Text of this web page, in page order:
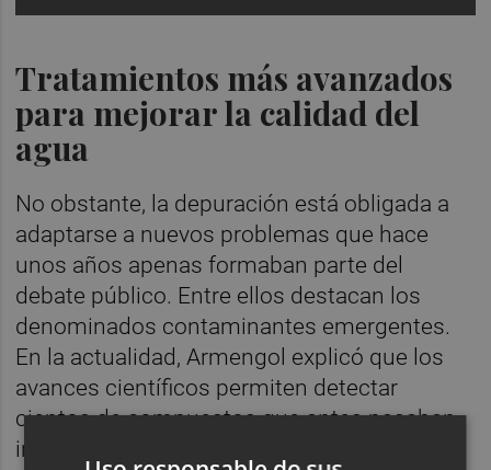
Tratamientos más avanzados
para mejorar la calidad del
agua
No obstante, la depuración está obligada a
adaptarse a nuevos problemas que hace
unos años apenas formaban parte del
debate público. Entre ellos destacan los
denominados contaminantes emergentes.
En la actualidad, Armengol explicó que los
avances científicos permiten detectar
cientos de compuestos que antes pasaban
inadvertidos, desde restos farmacéuticos